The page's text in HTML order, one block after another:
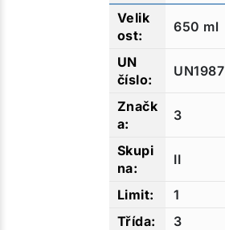
650 ml
UN1987
3
II
1
3